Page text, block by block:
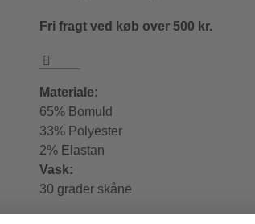
Fri fragt ved køb over 500 kr.
Materiale:
65% Bomuld
33% Polyester
2% Elastan
Vask:
30 grader skåne